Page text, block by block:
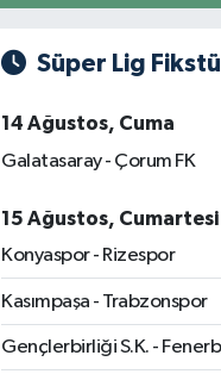
Süper Lig
14 Ağustos, Cuma
Galatasaray - Çorum FK
15 Ağustos, Cumartesi
Konyaspor - Rizespor
Kasımpaşa - Trabzonspor
Gençlerbirliği S.K. -